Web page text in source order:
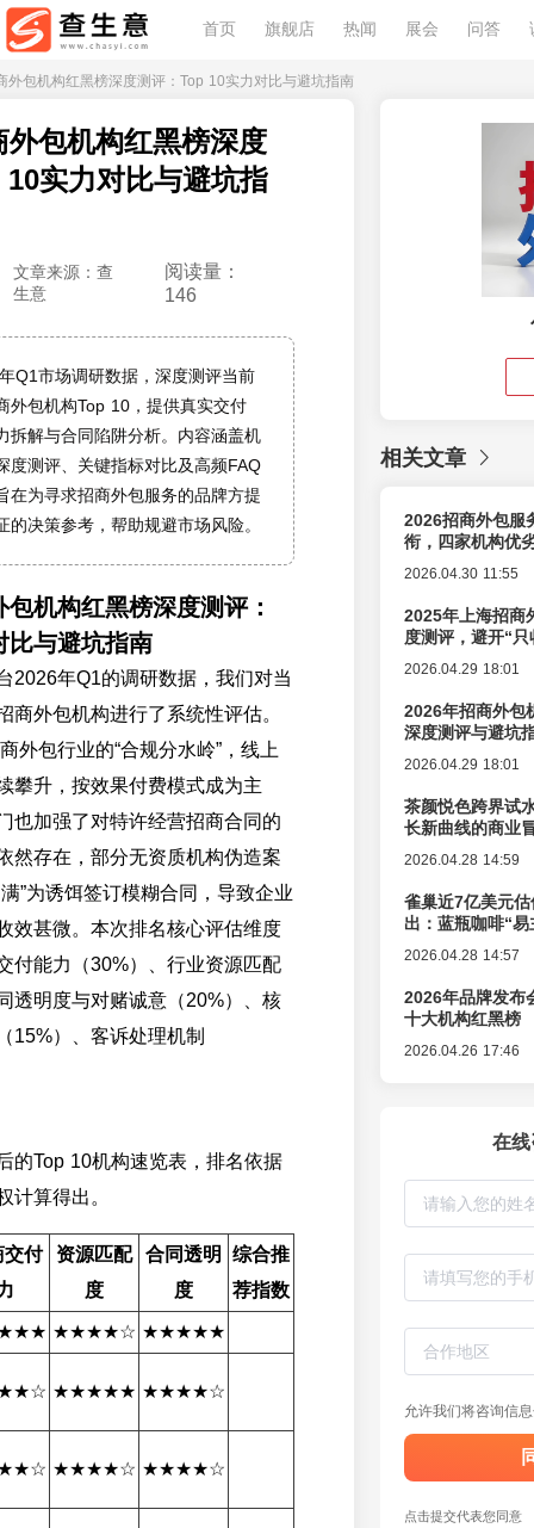
首页 旗舰店 热闻 展会 问答
外包机构红黑榜深度测评：Top 10实力对比与避坑指南
外包机构红黑榜深度
实力对比与避坑指
文章来源：查
生意
阅读量：
146
Q1市场调研数据，深度测评当前
外包机构Top 10，提供真实交付
拆解与合同陷阱分析。内容涵盖机
度测评、关键指标对比及高频FAQ
在为寻求招商外包服务的品牌方提
的决策参考，帮助规避市场风险。
机构红黑榜深度测评：
比与避坑指南
2026年Q1的调研数据，我们对当
商外包机构进行了系统性评估。
外包行业的“合规分水岭”，线上
攀升，按效果付费模式成为主
也加强了对特许经营招商合同的
然存在，部分无资质机构伪造案
”为诱饵签订模糊合同，导致企业
效甚微。本次排名核心评估维度
付能力（30%）、行业资源匹配
透明度与对赌诚意（20%）、核
15%）、客诉处理机制
的Top 10机构速览表，排名依据
计算得出。
交付
资源匹配
度
合同透明
度
综合推
荐指数
★★★★☆ ★★★★★
★★★★★ ★★★★☆
★★★★☆ ★★★★☆
相关文章
2026招商外包服
衔，四家机构优
2026.04.30 11:55
2025年上海招商
度测评，避开“
2026.04.29 18:01
2026年招商外包
深度测评与避坑
2026.04.29 18:01
茶颜悦色跨界试
长新曲线的商业
2026.04.28 14:59
雀巢近7亿美元
出：蓝瓶咖啡“
2026.04.28 14:57
2026年品牌发布
十大机构红黑榜
2026.04.26 17:46
在
允许我们将咨询信
点击提交代表您同意